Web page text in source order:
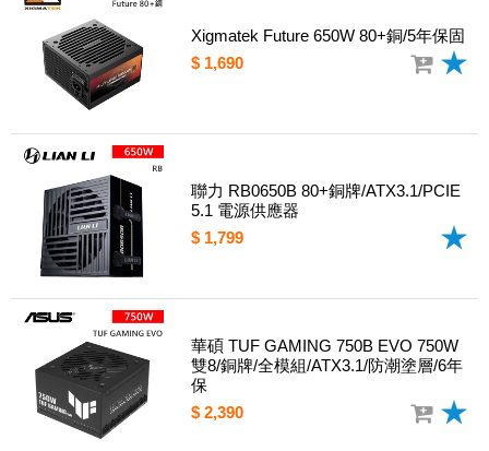
Xigmatek Future 650W 80+銅/5年保固
$ 1,690
聯力 RB0650B 80+銅牌/ATX3.1/PCIE
5.1 電源供應器
$ 1,799
華碩 TUF GAMING 750B EVO 750W
雙8/銅牌/全模組/ATX3.1/防潮塗層/6年
保
$ 2,390